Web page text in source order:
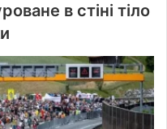
в стіні тіло